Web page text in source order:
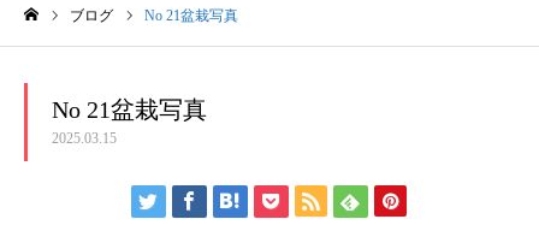
ブログ No 21盆栽写真
No 21盆栽写真
2025.03.15